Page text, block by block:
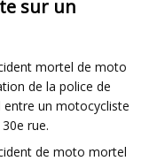
sur un
mortel de moto
de la police de
un motocycliste
rue.
de moto mortel